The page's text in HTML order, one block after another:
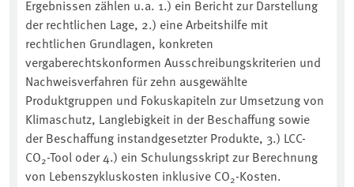
Ergebnissen zählen u.a. 1.) ein Bericht zur Darstellung
der rechtlichen Lage, 2.) eine Arbeitshilfe mit
rechtlichen Grundlagen, konkreten
vergaberechtskonformen Ausschreibungskriterien und
Nachweisverfahren für zehn ausgewählte
Produktgruppen und Fokuskapiteln zur Umsetzung von
Klimaschutz, Langlebigkeit in der Beschaffung sowie
der Beschaffung instandgesetzter Produkte, 3.) LCC-
CO2-Tool oder 4.) ein Schulungsskript zur Berechnung
von Lebenszykluskosten inklusive CO2-Kosten.